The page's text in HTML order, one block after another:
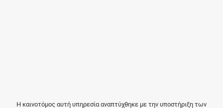
Η καινοτόμος αυτή υπηρεσία αναπτύχθηκε με την υποστήριξη των